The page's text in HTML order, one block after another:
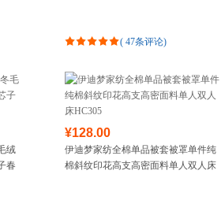
( 47条评论)
绒
春
¥128.00
伊迪梦家纺全棉单品被套被罩单件纯
棉斜纹印花高支高密面料单人双人床